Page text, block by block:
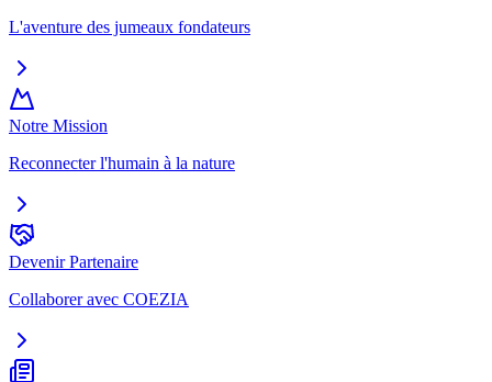
L'aventure des jumeaux fondateurs
Notre Mission
Reconnecter l'humain à la nature
Devenir Partenaire
Collaborer avec COEZIA